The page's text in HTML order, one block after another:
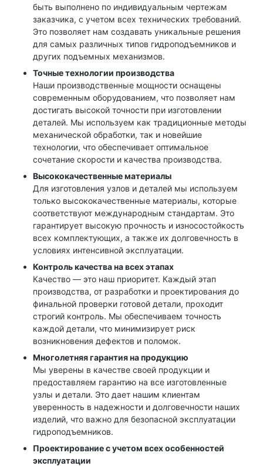
быть выполнено по индивидуальным чертежам
заказчика, с учетом всех технических требований.
Это позволяет нам создавать уникальные решения
для самых различных типов гидроподъемников и
других подъемных механизмов.
Точные технологии производства
Наши производственные мощности оснащены
современным оборудованием, что позволяет нам
достигать высокой точности при изготовлении
деталей. Мы используем как традиционные методы
механической обработки, так и новейшие
технологии, что обеспечивает оптимальное
сочетание скорости и качества производства.
Высококачественные материалы
Для изготовления узлов и деталей мы используем
только высококачественные материалы, которые
соответствуют международным стандартам. Это
гарантирует высокую прочность и износостойкость
всех комплектующих, а также их долговечность в
условиях интенсивной эксплуатации.
Контроль качества на всех этапах
Качество — это наш приоритет. Каждый этап
производства, от разработки и проектирования до
финальной проверки готовой детали, проходит
строгий контроль. Мы обеспечиваем точность
каждой детали, что минимизирует риск
возникновения дефектов и поломок.
Многолетняя гарантия на продукцию
Мы уверены в качестве своей продукции и
предоставляем гарантию на все изготовленные
узлы и детали. Это дает нашим клиентам
уверенность в надежности и долговечности наших
изделий, что важно для безопасной эксплуатации
гидроподъемников.
Проектирование с учетом всех особенностей
эксплуатации